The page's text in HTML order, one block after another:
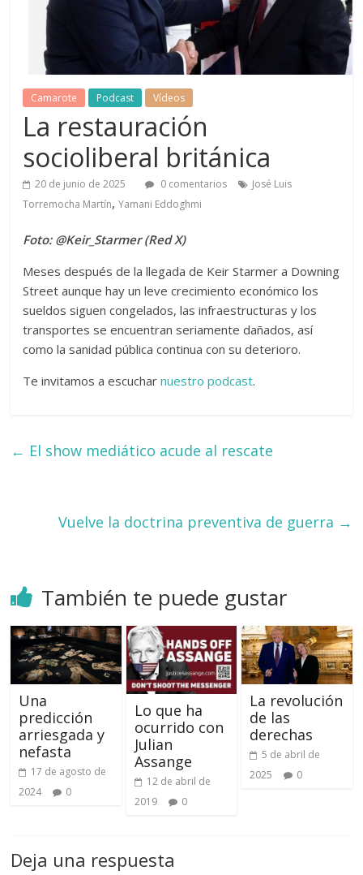
Camarote Podcast Vídeos
La restauración
socioliberal británica
20 de junio de 2025 0 comentarios
José Luis
Torremocha Martín,Yamani Eddoghmi
Foto: @Keir_Starmer (Red X)
Meses después de la llegada de Keir Starmer a Downing
Street aunque hay un leve crecimiento económico los
sueldos siguen congelados, las infraestructuras y los
transportes se encuentran seriamente dañados, así
como la sanidad pública continua con su deterioro.
Te invitamos a escucharnuestro podcast.
← El show mediático acude al rescate
Vuelve la doctrina preventiva de guerra →
También te puede gustar
Una
predicción
arriesgada y
nefasta
17 de agosto de
2024
0
Lo que ha
ocurrido con
Julian
Assange
12 de abril de
2019
0
La revolución
de las
derechas
5 de abril de
2025
0
Deja una respuesta